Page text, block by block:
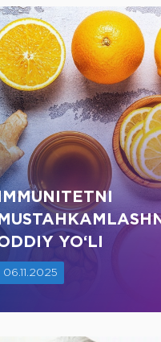
IMMUNITETNI
YO‘LI
06.11.2025